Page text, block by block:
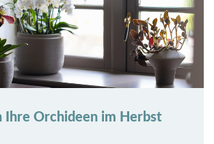
Ihre Orchideen im Herbst